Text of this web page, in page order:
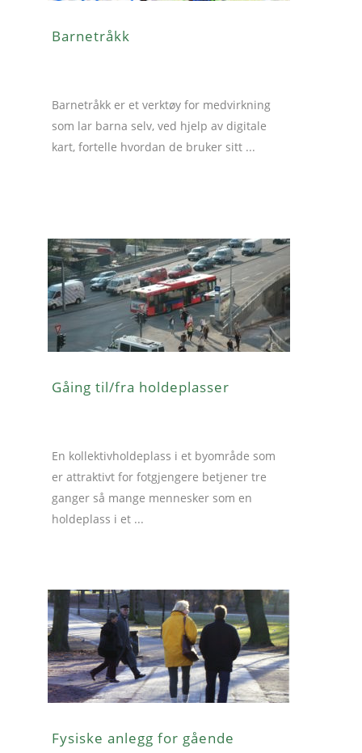
Barnetråkk
Barnetråkk er et verktøy for medvirkning
som lar barna selv, ved hjelp av digitale
kart, fortelle hvordan de bruker sitt ...
Gåing til/fra holdeplasser
En kollektivholdeplass i et byområde som
er attraktivt for fotgjengere betjener tre
ganger så mange mennesker som en
holdeplass i et ...
Fysiske anlegg for gående